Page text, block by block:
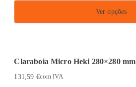
options
on
Ver opções
Claraboia Micro Heki 280×280 mm
131,59 €com IVA